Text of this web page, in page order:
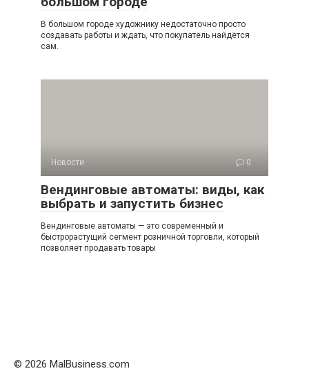
В большом городе художнику недостаточно просто
создавать работы и ждать, что покупатель найдётся
сам.
Новости 0
Вендинговые автоматы: виды, как
выбрать и запустить бизнес
Вендинговые автоматы — это современный и
быстрорастущий сегмент розничной торговли, который
позволяет продавать товары
© 2026 MalBusiness.com